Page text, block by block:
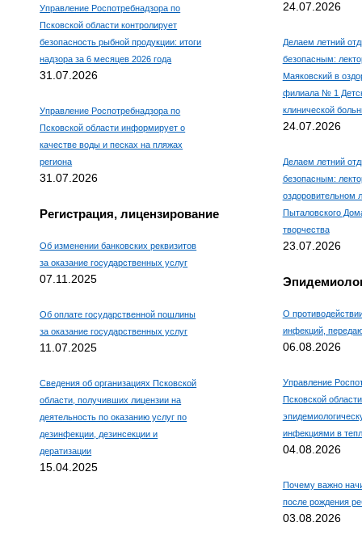
Управление Роспотребнадзора по
Псковской области контролирует
безопасность рыбной продукции: итоги
надзора за 6 месяцев 2026 года
31.07.2026
Управление Роспотребнадзора по
Псковской области информирует о
качестве воды и песках на пляжах
региона
31.07.2026
Регистрация, лицензирование
Об изменении банковских реквизитов
за оказание государственных услуг
07.11.2025
Об оплате государственной пошлины
за оказание государственных услуг
11.07.2025
Сведения об организациях Псковской
области, получивших лицензии на
деятельность по оказанию услуг по
дезинфекции, дезинсекции и
дератизации
15.04.2025
24.07.2026
Делаем летний
безопасным:
Маяковский в
филиала № 1
клинической
24.07.2026
Делаем летний
безопасным:
оздоровительном
Пыталовского
творчества
23.07.2026
О
инфекций,
06.08.2026
Управление
Псковской
инфекциями в
04.08.2026
Почему важно
после рождения
03.08.2026